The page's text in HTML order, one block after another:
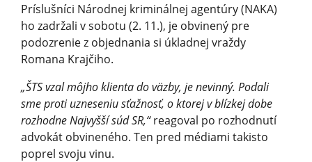
Príslušníci Národnej kriminálnej agentúry (NAKA)
ho zadržali v sobotu (2. 11.), je obvinený pre
podozrenie z objednania si úkladnej vraždy
Romana Krajčiho.
„ŠTS vzal môjho klienta do väzby, je nevinný. Podali
sme proti uzneseniu sťažnosť, o ktorej v blízkej dobe
rozhodne Najvyšší súd SR,“reagoval po rozhodnutí
advokát obvineného. Ten pred médiami takisto
poprel svoju vinu.